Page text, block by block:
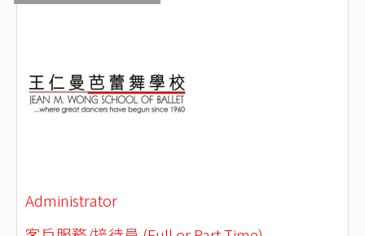
Administrator